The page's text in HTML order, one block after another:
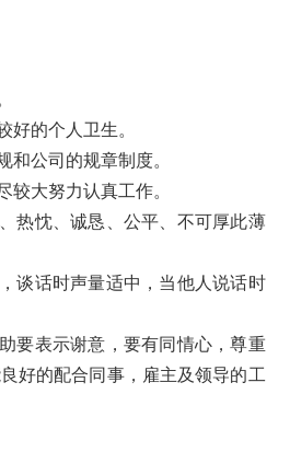
好的个人卫生。
和公司的规章制度。
较大努力认真工作。
热忱、诚恳、公平、不可厚此薄
谈话时声量适中，当他人说话时
要表示谢意，要有同情心，尊重
好的配合同事，雇主及领导的工